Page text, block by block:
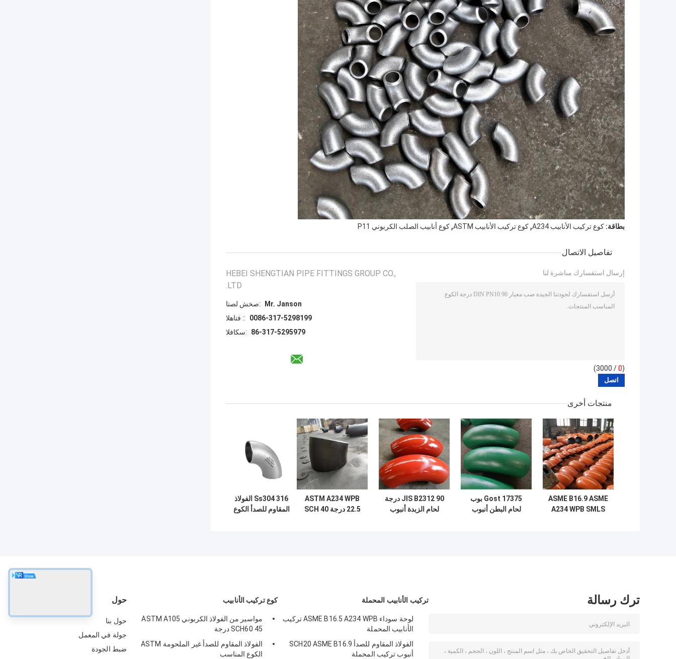
بطاقة: كوع تركيب الأنابيب A234 , كوع تركيب الأنابيب ASTM , كوع أنابيب الصلب الكربوني P11
تفاصيل الاتصال
HEBEI SHENGTIAN PIPE FITTINGS GROUP CO.,
LTD.
اتصل شخص:
Mr. Janson
الهاتف ::
0086-317-5298199
الفاكس:
86-317-5295979
إرسال استفسارك مباشرة لنا
(
0
/ 3000)
منتجات أخرى
ASME B16.9 ASME
A234 WPB SMLS
Gost 17375 بوب
لحام البطن أنبوب
JIS B2312 90 درجة
لحام الزبدة أنبوب
ASTM A234 WPB
22.5 درجة SCH 40
Ss304 316 الفولاذ
المقاوم للصدأ الكوع
حول
حول بنا
جولة في المعمل
ضبط الجودة
كوع تركيب الأنابيب
مواسير من الفولاذ الكربوني ASTM A105
SCH60 45 درجة
الفولاذ المقاوم للصدأ غير الملحومة ASTM
الكوع المناسب
تركيب الأنابيب المحملة
لوحة سوداء ASME B16.5 A234 WPB تركيب
الأنابيب المحملة
الفولاذ المقاوم للصدأ SCH20 ASME B16.9
أنبوب تركيب المحملة
ترك رسالة